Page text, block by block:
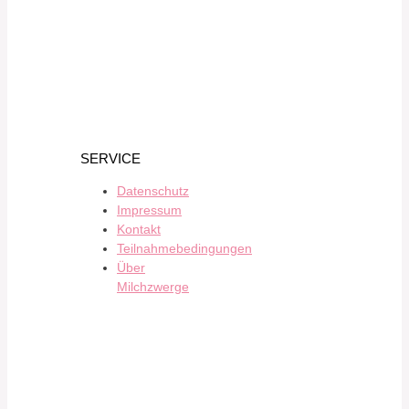
SERVICE
Datenschutz
Impressum
Kontakt
Teilnahmebedingungen
Über
Milchzwerge